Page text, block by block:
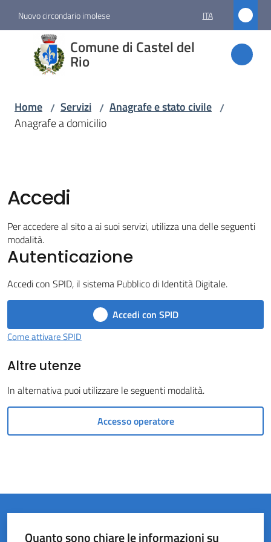
Nuovo circondario imolese ITA
Comune di Castel del
Rio
Comune
di
Castel
Servizi
Menu selezionato
Castel
del
Servizi
line
argomenti
Home / Servizi / Anagrafe e stato civile /
Anagrafe a domicilio
Accedi
Per accedere al sito a ai suoi servizi, utilizza una delle seguenti
modalità.
Autenticazione
Accedi con SPID, il sistema Pubblico di Identità Digitale.
Accedi con SPID
Come attivare SPID
Altre utenze
In alternativa puoi utilizzare le seguenti modalità.
Accesso operatore
Quanto sono chiare le informazioni su